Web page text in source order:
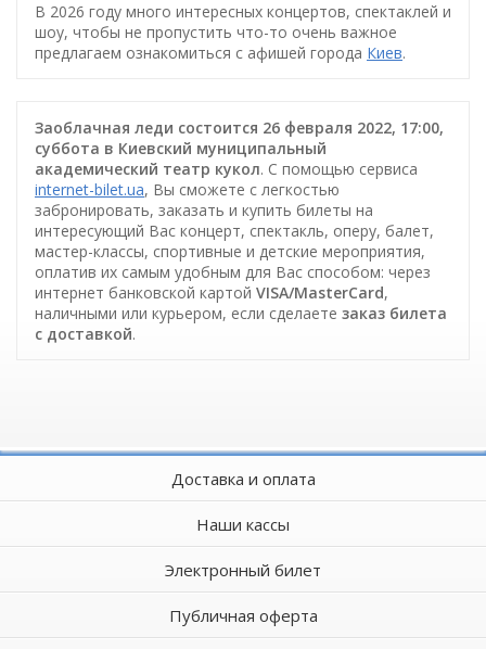
В 2026 году много интересных концертов, спектаклей и
шоу, чтобы не пропустить что-то очень важное
предлагаем ознакомиться с афишей города Киев.
Заоблачная леди состоится 26 февраля 2022, 17:00,
суббота в Киевский муниципальный
академический театр кукол. С помощью сервиса
internet-bilet.ua, Вы сможете с легкостью
забронировать, заказать и купить билеты на
интересующий Вас концерт, спектакль, оперу, балет,
мастер-классы, спортивные и детские мероприятия,
оплатив их самым удобным для Вас способом: через
интернет банковской картой VISA/MasterCard,
наличными или курьером, если сделаете заказ билета
c доставкой.
Доставка и оплата
Наши кассы
Электронный билет
Публичная оферта